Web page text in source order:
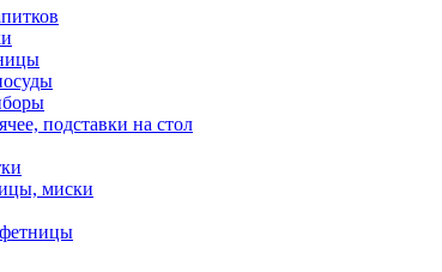
подставки на стол
миски